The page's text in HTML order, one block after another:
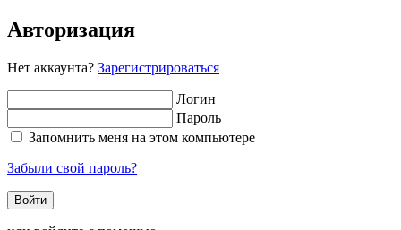
Авторизация
Нет аккаунта? Зарегистрироваться
Логин
Пароль
Запомнить меня на этом компьютере
Забыли свой пароль?